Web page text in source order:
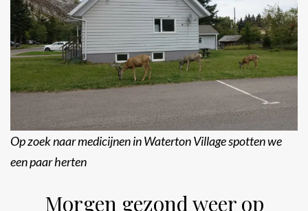
Op zoek naar medicijnen in Waterton Village spotten we
een paar herten
Morgen gezond weer op